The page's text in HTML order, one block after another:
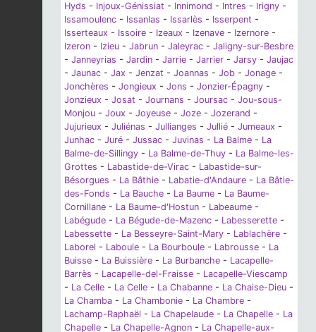
Hyds - Injoux-Génissiat - Innimond - Intres - Irigny -
Issamoulenc - Issanlas - Issarlès - Isserpent -
Isserteaux - Issoire - Izeaux - Izenave - Izernore -
Izeron - Izieu - Jabrun - Jaleyrac - Jaligny-sur-Besbre
- Janneyrias - Jardin - Jarrie - Jarrier - Jarsy - Jaujac
- Jaunac - Jax - Jenzat - Joannas - Job - Jonage -
Jonchères - Jongieux - Jons - Jonzier-Épagny -
Jonzieux - Josat - Journans - Joursac - Jou-sous-
Monjou - Joux - Joyeuse - Joze - Jozerand -
Jujurieux - Juliénas - Jullianges - Jullié - Jumeaux -
Junhac - Juré - Jussac - Juvinas - La Balme - La
Balme-de-Sillingy - La Balme-de-Thuy - La Balme-les-
Grottes - Labastide-de-Virac - Labastide-sur-
Bésorgues - La Bâthie - Labatie-d'Andaure - La Bâtie-
des-Fonds - La Bauche - La Baume - La Baume-
Cornillane - La Baume-d'Hostun - Labeaume -
Labégude - La Bégude-de-Mazenc - Labesserette -
Labessette - La Besseyre-Saint-Mary - Lablachère -
Laborel - Laboule - La Bourboule - Labrousse - La
Buisse - La Buissière - La Burbanche - Lacapelle-
Barrès - Lacapelle-del-Fraisse - Lacapelle-Viescamp
- La Celle - La Celle - La Chabanne - La Chaise-Dieu -
La Chamba - La Chambonie - La Chambre -
Lachamp-Raphaël - La Chapelaude - La Chapelle - La
Chapelle - La Chapelle-Agnon - La Chapelle-aux-